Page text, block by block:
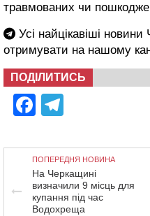
травмованих чи
Усі найцікавіші
отримувати на нашому
ПОДІЛИТИСЬ
Facebook
ПОПЕРЕДНЯ НОВИНА
На Черкащині
визначили 9 місць для
купання під час
Водохреща